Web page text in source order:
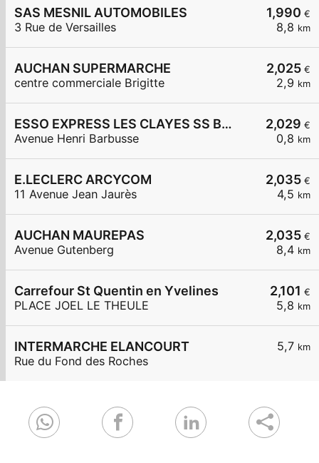
1,990 €
8,8 km
SAS MESNIL AUTOMOBILES
3 Rue de Versailles
2,025 €
2,9 km
AUCHAN SUPERMARCHE
centre commerciale Brigitte
2,029 €
0,8 km
ESSO EXPRESS LES CLAYES SS BOIS LA VIGNERAIE
Avenue Henri Barbusse
2,035 €
4,5 km
E.LECLERC ARCYCOM
11 Avenue Jean Jaurès
2,035 €
8,4 km
AUCHAN MAUREPAS
Avenue Gutenberg
2,101 €
5,8 km
Carrefour St Quentin en Yvelines
PLACE JOEL LE THEULE
5,7 km
INTERMARCHE ELANCOURT
Rue du Fond des Roches